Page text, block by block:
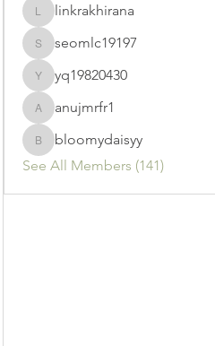
linkrakhirana
linkrakhirana
seomlc19197
seomlc19197
yq19820430
yq19820430
anujmrfr1
anujmrfr1
bloomydaisyy
bloomydaisyy
See All Members (141)